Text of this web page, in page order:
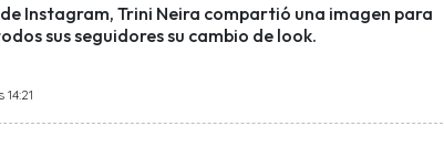
de Instagram, Trini Neira compartió una imagen para
sus seguidores su cambio de look.